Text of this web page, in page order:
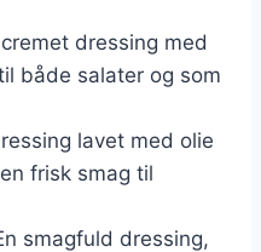
dressing med
både salater og som
lavet med olie
frisk smag til
smagfuld dressing,